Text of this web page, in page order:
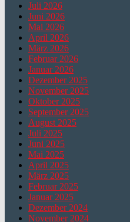
Juli 2026
Juni 2026
Mai 2026
April 2026
März 2026
Februar 2026
Januar 2026
Dezember 2025
November 2025
Oktober 2025
September 2025
August 2025
Juli 2025
Juni 2025
Mai 2025
April 2025
März 2025
Februar 2025
Januar 2025
Dezember 2024
November 2024